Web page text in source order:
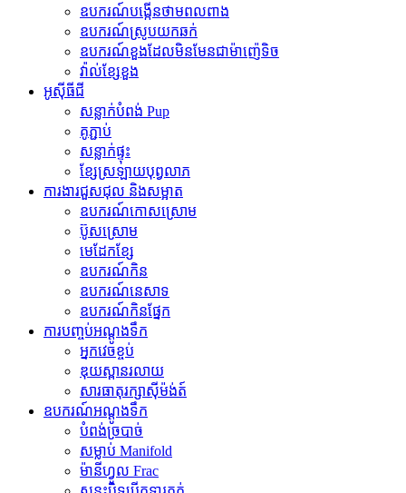
ឧបករណ៍បង្កើនថាមពលពាង
ឧបករណ៍ស្រូបយកឆក់
ឧបករណ៍ខួងដែលមិនមែនជាម៉ាញ៉េទិច
វ៉ាល់ខ្សែខួង
អូស៊ីធីជី
សន្លាក់បំពង់ Pup
គូ​ភ្ជាប់
សន្លាក់ផ្ទុះ
ខ្សែស្រឡាយបុព្វលាភ
ការងារជួសជុល និងសម្អាត
ឧបករណ៍​កោស​ស្រោម
ប៊ូសស្រោម
មេដែកខ្សែ
ឧបករណ៍កិន
ឧបករណ៍នេសាទ
ឧបករណ៍កិនផ្នែក
ការបញ្ចប់អណ្តូងទឹក
អ្នកវេចខ្ចប់
ឌុយស្ពានរលាយ
សារធាតុ​រក្សា​ស៊ីម៉ង់ត៍
ឧបករណ៍​អណ្តូង​ទឹក
បំពង់​ច្របាច់​
សម្លាប់ Manifold
ម៉ានីហ្វូល Frac